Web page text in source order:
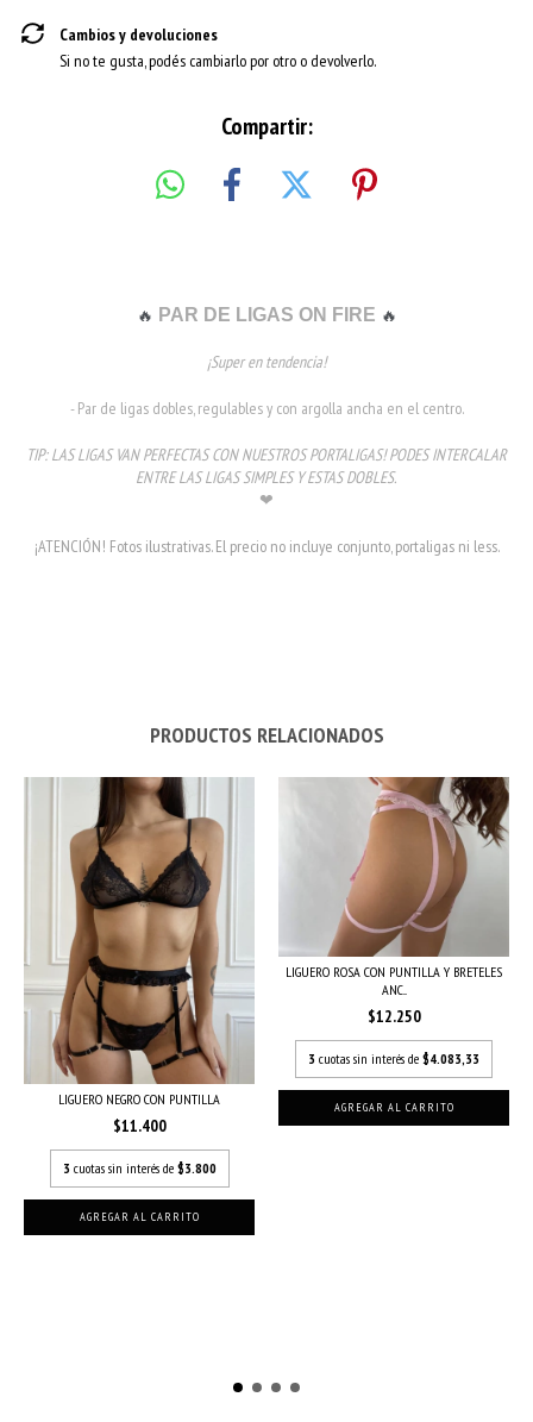
Cambios y devoluciones
Si no te gusta, podés cambiarlo por otro o devolverlo.
Compartir:
🔥 PAR DE LIGAS ON FIRE 🔥
¡Super en tendencia!
- Par de ligas dobles, regulables y con argolla ancha en el centro.
TIP: LAS LIGAS VAN PERFECTAS CON NUESTROS PORTALIGAS! PODES INTERCALAR
ENTRE LAS LIGAS SIMPLES Y ESTAS DOBLES.
❤
¡ATENCIÓN! Fotos ilustrativas. El precio no incluye conjunto, portaligas ni less.
PRODUCTOS RELACIONADOS
LIGUERO NEGRO CON PUNTILLA
$11.400
3 cuotas sin interés de $3.800
AGREGAR AL CARRITO
LIGUERO ROSA CON PUNTILLA Y BRETELES
ANC...
$12.250
3 cuotas sin interés de $4.083,33
AGREGAR AL CARRITO